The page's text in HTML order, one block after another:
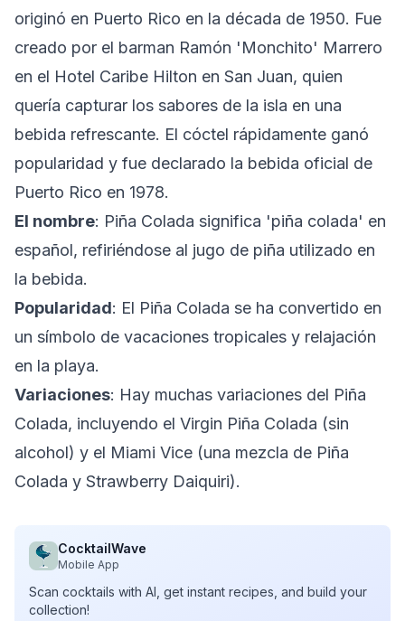
originó en Puerto Rico en la década de 1950. Fue
creado por el barman Ramón 'Monchito' Marrero
en el Hotel Caribe Hilton en San Juan, quien
quería capturar los sabores de la isla en una
bebida refrescante. El cóctel rápidamente ganó
popularidad y fue declarado la bebida oficial de
Puerto Rico en 1978.
El nombre: Piña Colada significa 'piña colada' en
español, refiriéndose al jugo de piña utilizado en
la bebida.
Popularidad: El Piña Colada se ha convertido en
un símbolo de vacaciones tropicales y relajación
en la playa.
Variaciones: Hay muchas variaciones del Piña
Colada, incluyendo el Virgin Piña Colada (sin
alcohol) y el Miami Vice (una mezcla de Piña
Colada y Strawberry Daiquiri).
CocktailWave
Mobile App
Scan cocktails with AI, get instant recipes, and build your
collection!